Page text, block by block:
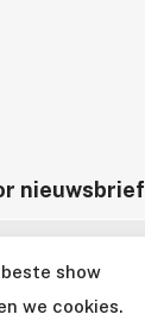
show
we cookies.
nieuwsbrief